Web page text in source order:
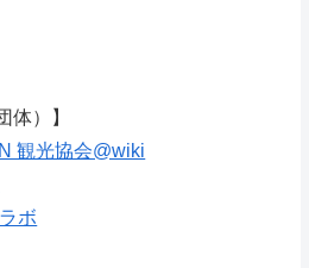
体）】
観光協会@wiki
ボ